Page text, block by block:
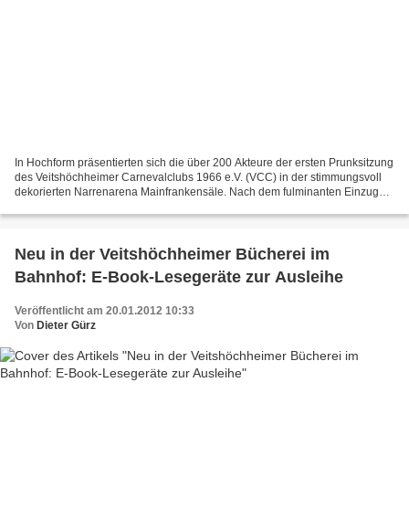
In Hochform präsentierten sich die über 200 Akteure der ersten Prunksitzung
des Veitshöchheimer Carnevalclubs 1966 e.V. (VCC) in der stimmungsvoll
dekorierten Narrenarena Mainfrankensäle. Nach dem fulminanten Einzug
Neu in der Veitshöchheimer Bücherei im
Bahnhof: E-Book-Lesegeräte zur Ausleihe
Veröffentlicht am 20.01.2012 10:33
Von Dieter Gürz